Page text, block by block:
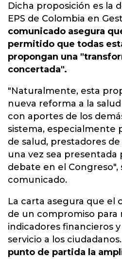
Dicha proposición es la
EPS de Colombia en
comunicado asegura
permitido que todas
propongan una
concertada".
"Naturalmente, esta
nueva reforma a la
con aportes de los
sistema, especialmente
de salud, prestadores
una vez sea presentada
debate en el Congreso",
comunicado.
La carta asegura que el
de un compromiso para
indicadores financieros
servicio a los ciudadanos.
punto de partida la